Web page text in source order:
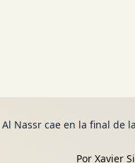
Nassr cae en la final de
Por Xavier